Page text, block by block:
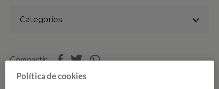
Categories
Compartir
Política de cookies